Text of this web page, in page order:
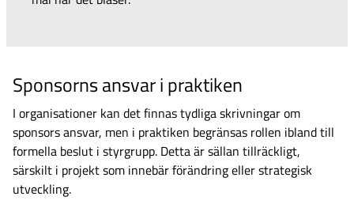
Sponsorns ansvar i praktiken
I organisationer kan det finnas tydliga skrivningar om
sponsors ansvar, men i praktiken begränsas rollen ibland till
formella beslut i styrgrupp. Detta är sällan tillräckligt,
särskilt i projekt som innebär förändring eller strategisk
utveckling.